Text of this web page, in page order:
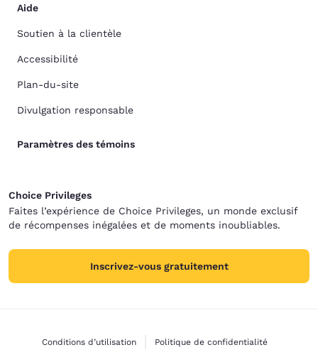
Aide
Soutien à la clientèle
Accessibilité
Plan-du-site
Divulgation responsable
Paramètres des témoins
Choice Privileges
Faites l’expérience de Choice Privileges, un monde exclusif
de récompenses inégalées et de moments inoubliables.
Inscrivez-vous gratuitement
Conditions d’utilisation Politique de confidentialité